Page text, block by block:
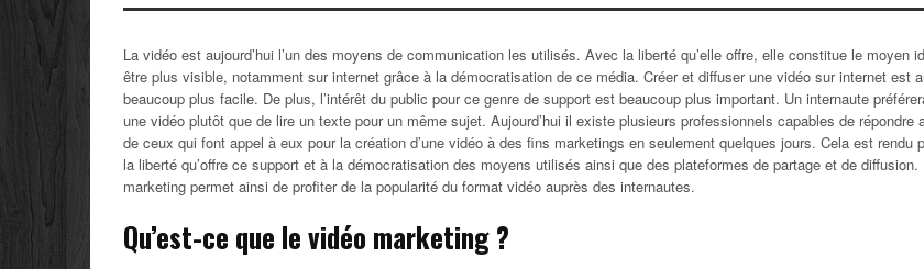
La vidéo est aujourd’hui l’un des moyens de communication les utilisés. Avec la liberté qu’elle offre, elle constitue le moyen
être plus visible, notamment sur internet grâce à la démocratisation de ce média. Créer et diffuser une vidéo sur internet est
beaucoup plus facile. De plus, l’intérêt du public pour ce genre de support est beaucoup plus important. Un internaute
une vidéo plutôt que de lire un texte pour un même sujet. Aujourd’hui il existe plusieurs professionnels capables de répondre
de ceux qui font appel à eux pour la création d’une vidéo à des fins marketings en seulement quelques jours. Cela est rendu
la liberté qu’offre ce support et à la démocratisation des moyens utilisés ainsi que des plateformes de partage et de diffusion.
marketing permet ainsi de profiter de la popularité du format vidéo auprès des internautes.
Qu’est-ce que le vidéo marketing ?